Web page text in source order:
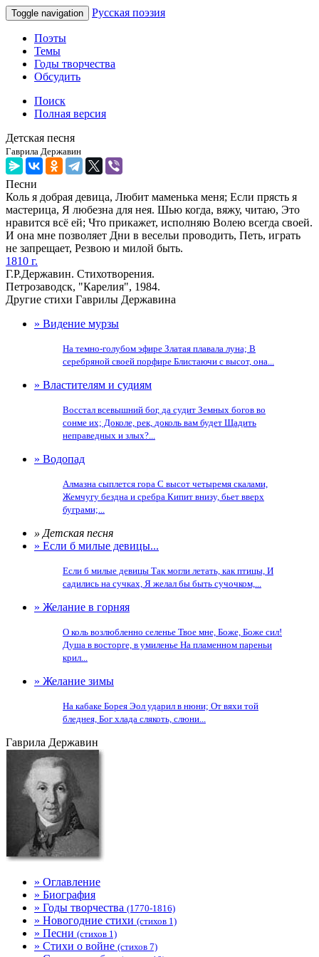
Toggle navigation Русская поэзия
Поэты
Темы
Годы творчества
Обсудить
Поиск
Полная версия
Детская песня
Гаврила Державин
Песни
Коль я добрая девица, Любит маменька меня; Если прясть я
мастерица, Я любезна для нея. Шью когда, вяжу, читаю, Это
нравится всё ей; Что прикажет, исполняю Волею всегда своей.
И она мне позволяет Дни в весельи проводить, Петь, играть
не запрещает, Резвою и милой быть.
1810 г.
Г.Р.Державин. Стихотворения.
Петрозаводск, "Карелия", 1984.
Другие стихи Гаврилы Державина
» Видение мурзы
На темно-голубом эфире Златая плавала луна; В
серебряной своей порфире Блистаючи с высот, она...
» Властителям и судиям
Восстал всевышний бог, да судит Земных богов во
сонме их; Доколе, рек, доколь вам будет Щадить
неправедных и злых?...
» Водопад
Алмазна сыплется гора С высот четыремя скалами,
Жемчугу бездна и сребра Кипит внизу, бьет вверх
буграми;...
» Детская песня
» Если б милые девицы...
Если б милые девицы Так могли летать, как птицы, И
садились на сучках, Я желал бы быть сучочком,...
» Желание в горняя
О коль возлюбленно селенье Твое мне, Боже, Боже сил!
Душа в восторге, в умиленье На пламенном пареньи
крил...
» Желание зимы
На кабаке Борея Эол ударил в нюни; От вяхи той
бледнея, Бог хлада слякоть, слюни...
Гаврила Державин
» Оглавление
» Биография
» Годы творчества (1770-1816)
» Новогодние стихи (стихов 1)
» Песни (стихов 1)
» Стихи о войне (стихов 7)